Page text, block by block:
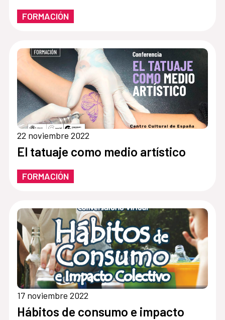
FORMACIÓN
22 noviembre 2022
El tatuaje como medio artístico
FORMACIÓN
17 noviembre 2022
Hábitos de consumo e impacto